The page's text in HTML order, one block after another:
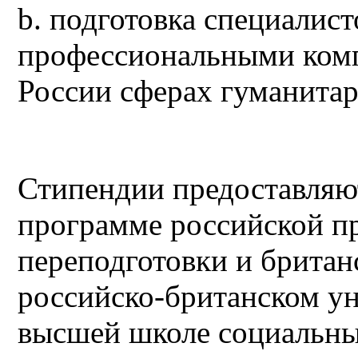
b. подготовка
профессиональными
России сферах
Стипендии
программе российской
переподготовки и
российско-британском
высшей школе